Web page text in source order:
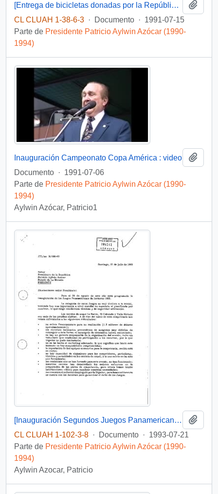
[Entrega de bicicletas donadas por la República Popular China]
CL CLUAH 1-38-6-3 · Documento · 1991-07-15
Parte de Presidente Patricio Aylwin Azócar (1990-
1994)
Inauguración Campeonato Copa América : video
Documento · 1991-07-06
Parte de Presidente Patricio Aylwin Azócar (1990-
1994)
Aylwin Azócar, Patricio1
[Inauguración Segundos Juegos Panamericanos de Invierno]
CL CLUAH 1-102-3-8 · Documento · 1993-07-21
Parte de Presidente Patricio Aylwin Azócar (1990-
1994)
Aylwin Azocar, Patricio